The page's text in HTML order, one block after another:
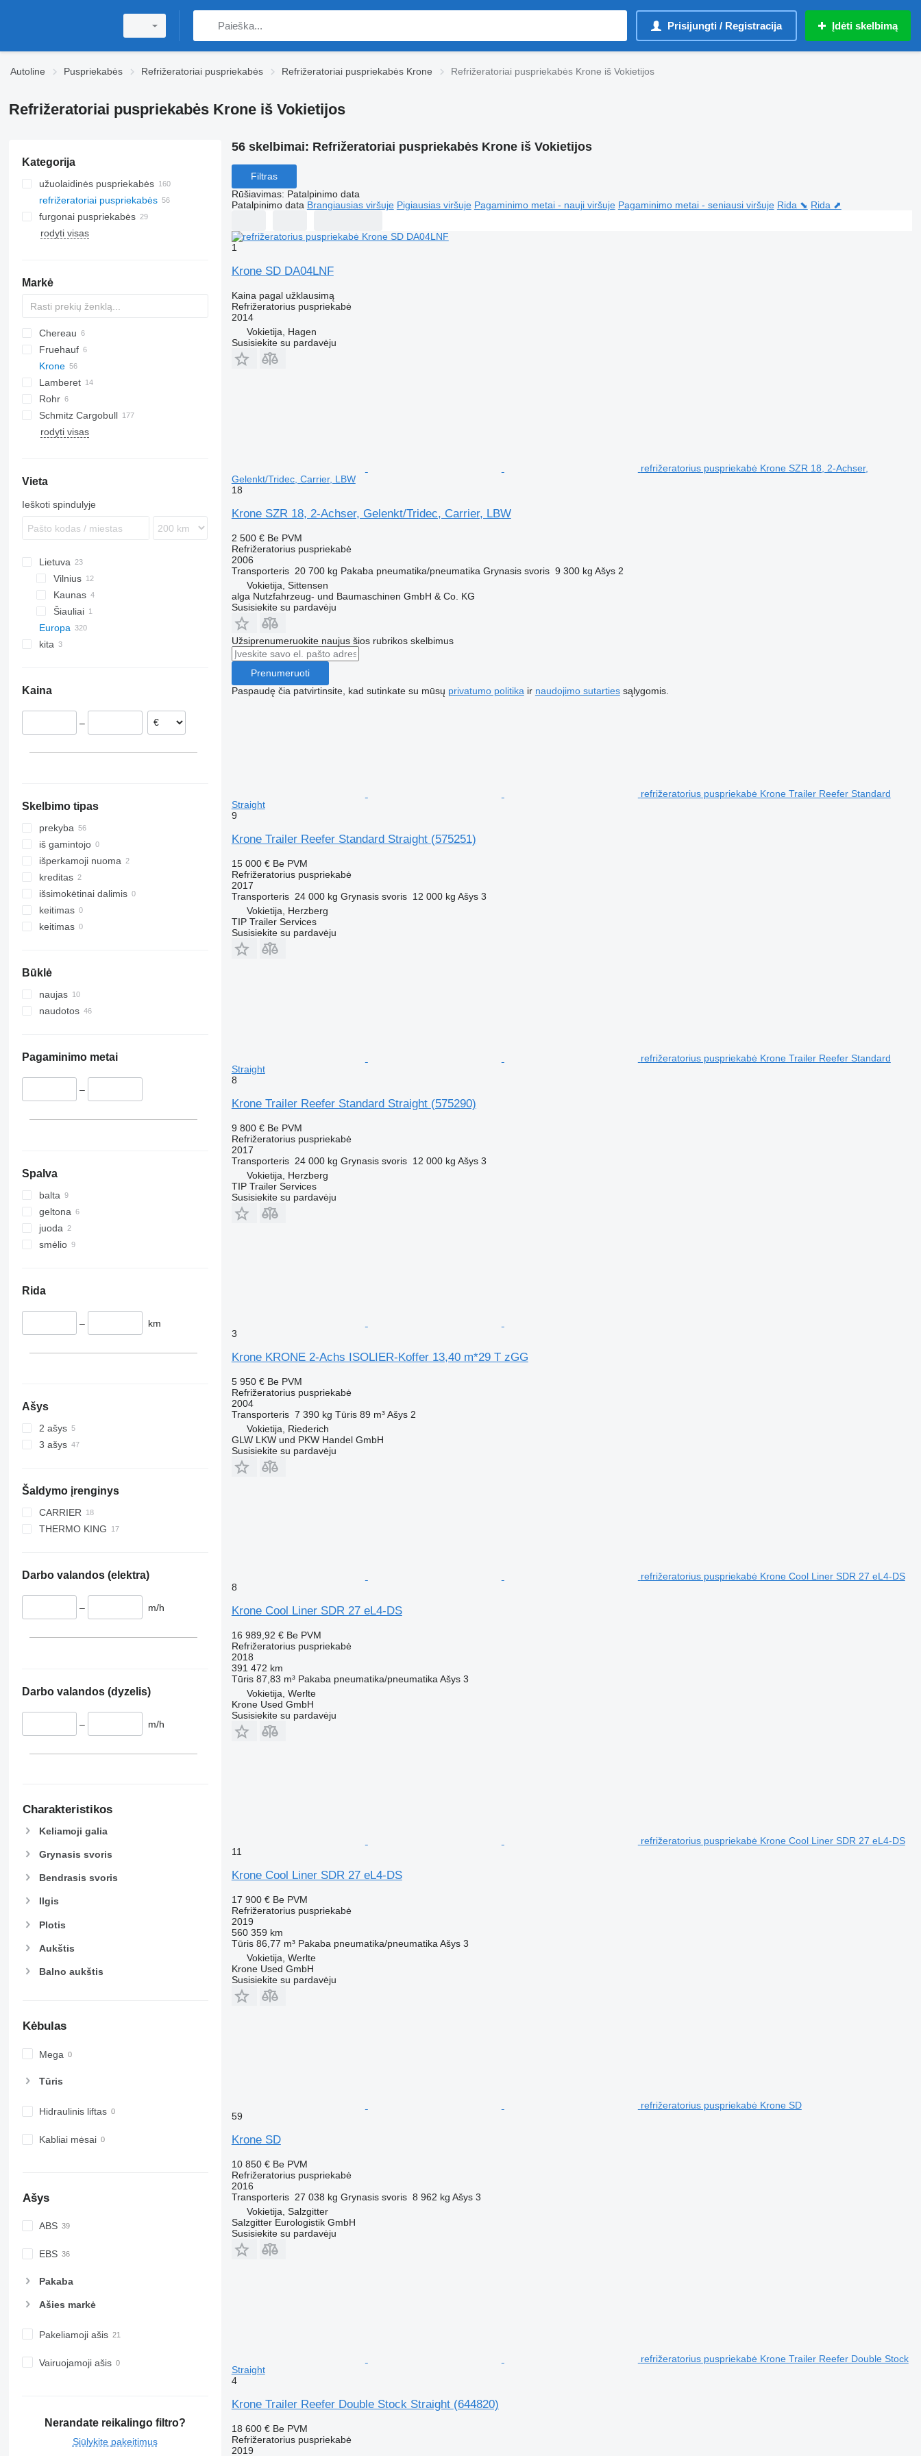
Prisijungti / Registracija Įdėti skelbimą
Autoline Puspriekabės Refrižeratoriai puspriekabės Refrižeratoriai puspriekabės Krone Refrižeratoriai puspriekabės Krone iš Vokietijos
Refrižeratoriai puspriekabės Krone iš Vokietijos
Kategorija
užuolaidinės puspriekabės
refrižeratoriai puspriekabės
furgonai puspriekabės
rodyti visas
Markė
AS
Chereau
T-series
Fruehauf
Krone
SD
SDR
SDR 27
TKS
ZVKA
Lamberet
LVFS
SR2
MPS
Rohr
Schmitz Cargobull
KO
SPA
F-series
rodyti visas
Vieta
Ieškoti spindulyje
Lietuva
Vilnius
Kaunas
Šiauliai
Europa
Potsdam
Salzgitter
rodyti visas
Austrija
Danija
kita
Kaina
–
Skelbimo tipas
prekyba
iš gamintojo
išperkamoji nuoma
kreditas
išsimokėtinai dalimis
keitimas
keitimas
Būklė
naujas
naudotos
Pagaminimo metai
–
Spalva
balta
geltona
juoda
smėlio
Rida
– km
Ašys
2 ašys
3 ašys
Šaldymo įrenginys
CARRIER
MAXIMA 1200
VECTOR 1550
VECTOR 1950
VECTOR 1950 MT
THERMO KING
SLXi-300 50
SLXi-400
Darbo valandos (elektra)
– m/h
Darbo valandos (dyzelis)
– m/h
Charakteristikos
Keliamoji galia
Grynasis svoris
Bendrasis svoris
Ilgis
Plotis
Aukštis
Balno aukštis
Kėbulas
Mega
Tūris
Hidraulinis liftas
Kabliai mėsai
Ašys
ABS
EBS
Pakaba
Ašies markė
Pakeliamoji ašis
Vairuojamoji ašis
Nerandate reikalingo filtro?
Siūlykite pakeitimus
56 skelbimai: Refrižeratoriai puspriekabės Krone iš Vokietijos
Filtras
Rūšiavimas: Patalpinimo data
Patalpinimo data Brangiausias viršuje Pigiausias viršuje Pagaminimo metai - nauji viršuje Pagaminimo metai - seniausi viršuje Rida ⬊ Rida ⬈
1
Krone SD DA04LNF
Kaina pagal užklausimą
Refrižeratorius puspriekabė
2014
Vokietija, Hagen
Susisiekite su pardavėju
refrižeratorius puspriekabė Krone SZR 18, 2-Achser,
Gelenkt/Tridec, Carrier, LBW
18
Krone SZR 18, 2-Achser, Gelenkt/Tridec, Carrier, LBW
2 500 € Be PVM
Refrižeratorius puspriekabė
2006
Transporteris 20 700 kg Pakaba pneumatika/pneumatika Grynasis svoris 9 300 kg Ašys 2
Vokietija, Sittensen
alga Nutzfahrzeug- und Baumaschinen GmbH & Co. KG
Susisiekite su pardavėju
Užsiprenumeruokite naujus šios rubrikos skelbimus
Prenumeruoti
Paspaudę čia patvirtinsite, kad sutinkate su mūsų privatumo politika ir naudojimo sutartiessąlygomis.
refrižeratorius puspriekabė Krone Trailer Reefer Standard
Straight
9
Krone Trailer Reefer Standard Straight (575251)
15 000 € Be PVM
Refrižeratorius puspriekabė
2017
Transporteris 24 000 kg Grynasis svoris 12 000 kg Ašys 3
Vokietija, Herzberg
TIP Trailer Services
Susisiekite su pardavėju
refrižeratorius puspriekabė Krone Trailer Reefer Standard
Straight
8
Krone Trailer Reefer Standard Straight (575290)
9 800 € Be PVM
Refrižeratorius puspriekabė
2017
Transporteris 24 000 kg Grynasis svoris 12 000 kg Ašys 3
Vokietija, Herzberg
TIP Trailer Services
Susisiekite su pardavėju
3
Krone KRONE 2-Achs ISOLIER-Koffer 13,40 m*29 T zGG
5 950 € Be PVM
Refrižeratorius puspriekabė
2004
Transporteris 7 390 kg Tūris 89 m³ Ašys 2
Vokietija, Riederich
GLW LKW und PKW Handel GmbH
Susisiekite su pardavėju
refrižeratorius puspriekabė Krone Cool Liner SDR 27 eL4-DS
8
Krone Cool Liner SDR 27 eL4-DS
16 989,92 € Be PVM
Refrižeratorius puspriekabė
2018
391 472 km
Tūris 87,83 m³ Pakaba pneumatika/pneumatika Ašys 3
Vokietija, Werlte
Krone Used GmbH
Susisiekite su pardavėju
refrižeratorius puspriekabė Krone Cool Liner SDR 27 eL4-DS
11
Krone Cool Liner SDR 27 eL4-DS
17 900 € Be PVM
Refrižeratorius puspriekabė
2019
560 359 km
Tūris 86,77 m³ Pakaba pneumatika/pneumatika Ašys 3
Vokietija, Werlte
Krone Used GmbH
Susisiekite su pardavėju
refrižeratorius puspriekabė Krone SD
59
Krone SD
10 850 € Be PVM
Refrižeratorius puspriekabė
2016
Transporteris 27 038 kg Grynasis svoris 8 962 kg Ašys 3
Vokietija, Salzgitter
Salzgitter Eurologistik GmbH
Susisiekite su pardavėju
refrižeratorius puspriekabė Krone Trailer Reefer Double Stock
Straight
4
Krone Trailer Reefer Double Stock Straight (644820)
18 600 € Be PVM
Refrižeratorius puspriekabė
2019